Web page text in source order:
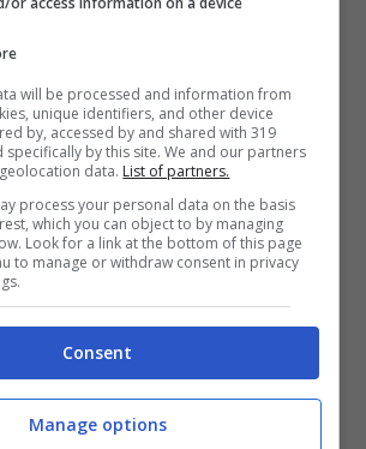
Pagina
1 Pagina
2 Pagina
3
arriva questa mail non
will be processed and information from
unique identifiers, and other device
by, accessed by and shared with 319
specifically by this site. We and our partners
data. List of partners.
process your personal data on the basis
which you can object to by managing
Look for a link at the bottom of this page
to manage or withdraw consent in privacy
Consent
Manage options